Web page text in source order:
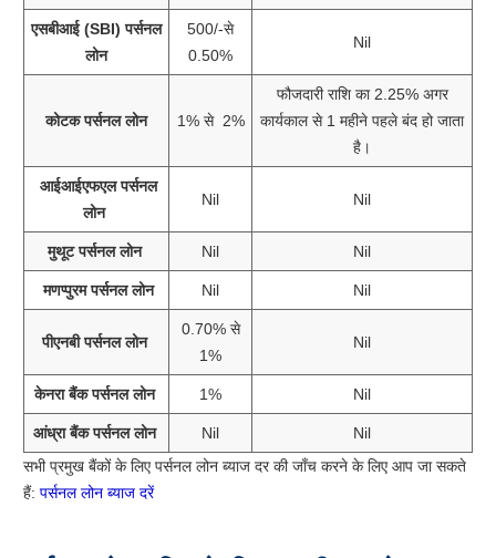
एसबीआई (SBI) पर्सनल
लोन
500/-से
0.50%
Nil
कोटक पर्सनल लोन 1% से 2%
फौजदारी राशि का 2.25% अगर
कार्यकाल से 1 महीने पहले बंद हो जाता
है।
आईआईएफएल पर्सनल
लोन
Nil Nil
मुथूट पर्सनल लोन Nil Nil
मणप्पुरम पर्सनल लोन Nil Nil
पीएनबी पर्सनल लोन
0.70% से
1%
Nil
केनरा बैंक पर्सनल लोन 1% Nil
आंध्रा बैंक पर्सनल लोन Nil
Nil
सभी प्रमुख बैंकों के लिए पर्सनल लोन ब्याज दर की जाँच करने के लिए आप जा सकते
हैं: पर्सनल लोन ब्याज दरें